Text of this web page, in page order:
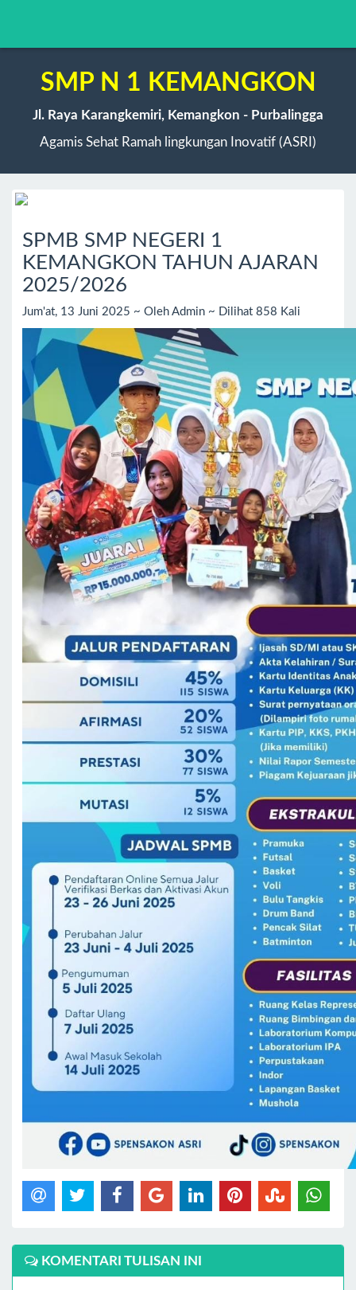
SMP N 1 KEMANGKON
Jl. Raya Karangkemiri, Kemangkon - Purbalingga
Agamis Sehat Ramah lingkungan Inovatif (ASRI)
SPMB SMP NEGERI 1
KEMANGKON TAHUN AJARAN
2025/2026
Jum'at, 13 Juni 2025 ~ Oleh Admin ~ Dilihat 858 Kali
KOMENTARI TULISAN INI